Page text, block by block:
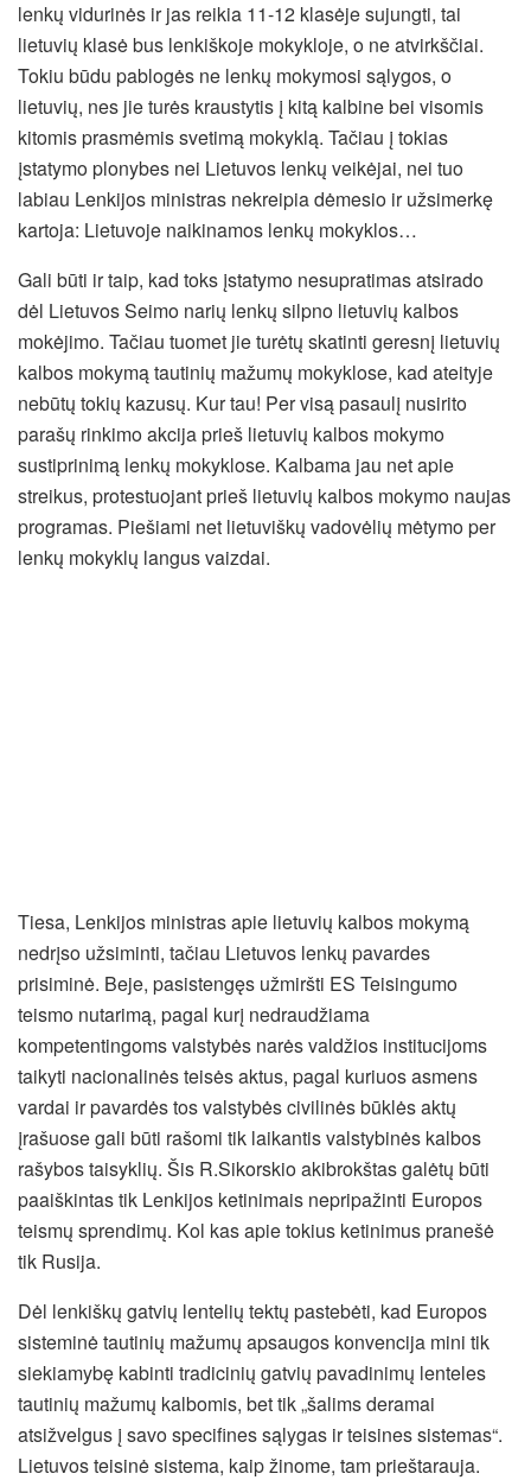
lenkų vidurinės ir jas reikia 11-12 klasėje sujungti, tai
lietuvių klasė bus lenkiškoje mokykloje, o ne atvirkščiai.
Tokiu būdu pablogės ne lenkų mokymosi sąlygos, o
lietuvių, nes jie turės kraustytis į kitą kalbine bei visomis
kitomis prasmėmis svetimą mokyklą. Tačiau į tokias
įstatymo plonybes nei Lietuvos lenkų veikėjai, nei tuo
labiau Lenkijos ministras nekreipia dėmesio ir užsimerkę
kartoja: Lietuvoje naikinamos lenkų mokyklos…
Gali būti ir taip, kad toks įstatymo nesupratimas atsirado
dėl Lietuvos Seimo narių lenkų silpno lietuvių kalbos
mokėjimo. Tačiau tuomet jie turėtų skatinti geresnį lietuvių
kalbos mokymą tautinių mažumų mokyklose, kad ateityje
nebūtų tokių kazusų. Kur tau! Per visą pasaulį nusirito
parašų rinkimo akcija prieš lietuvių kalbos mokymo
sustiprinimą lenkų mokyklose. Kalbama jau net apie
streikus, protestuojant prieš lietuvių kalbos mokymo naujas
programas. Piešiami net lietuviškų vadovėlių mėtymo per
lenkų mokyklų langus vaizdai.
Tiesa, Lenkijos ministras apie lietuvių kalbos mokymą
nedrįso užsiminti, tačiau Lietuvos lenkų pavardes
prisiminė. Beje, pasistengęs užmiršti ES Teisingumo
teismo nutarimą, pagal kurį nedraudžiama
kompetentingoms valstybės narės valdžios institucijoms
taikyti nacionalinės teisės aktus, pagal kuriuos asmens
vardai ir pavardės tos valstybės civilinės būklės aktų
įrašuose gali būti rašomi tik laikantis valstybinės kalbos
rašybos taisyklių. Šis R.Sikorskio akibrokštas galėtų būti
paaiškintas tik Lenkijos ketinimais nepripažinti Europos
teismų sprendimų. Kol kas apie tokius ketinimus pranešė
tik Rusija.
Dėl lenkiškų gatvių lentelių tektų pastebėti, kad Europos
sisteminė tautinių mažumų apsaugos konvencija mini tik
siekiamybę kabinti tradicinių gatvių pavadinimų lenteles
tautinių mažumų kalbomis, bet tik „šalims deramai
atsižvelgus į savo specifines sąlygas ir teisines sistemas“.
Lietuvos teisinė sistema, kaip žinome, tam prieštarauja.